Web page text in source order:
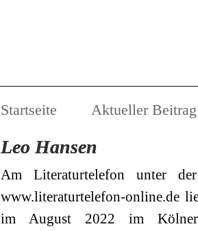
Startseite Aktueller Beitrag
Leo Hansen
Am Literaturtelefon unter
www.literaturtelefon-online.de
im August 2022 im Kölner